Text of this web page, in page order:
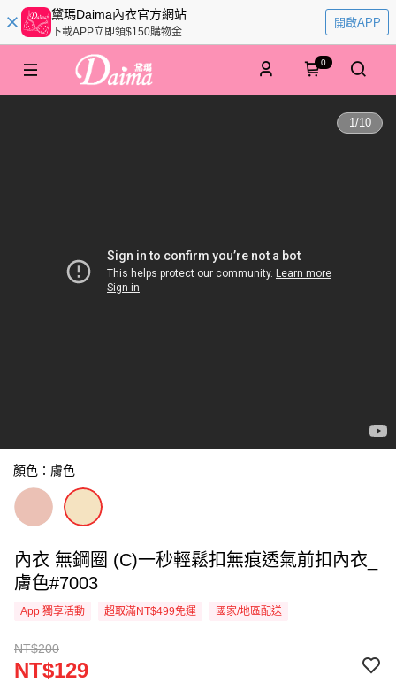
黛瑪Daima內衣官方網站
下載APP立即領$150購物金
開啟APP
0
1/10
顏色：膚色
內衣 無鋼圈 (C)一秒輕鬆扣無痕透氣前扣內衣_
膚色#7003
App 獨享活動 超取滿NT$499免運 國家/地區配送
NT$200
NT$129